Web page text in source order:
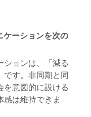
ケーションを次の
ションは、「減る
です。非同期と同
を意図的に設ける
感は維持できま